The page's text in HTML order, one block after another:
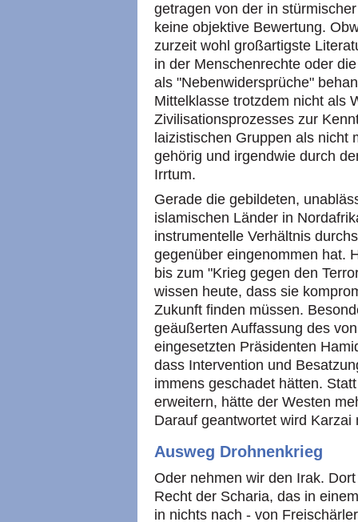
getragen von der in
keine objektive Bewertung.
zurzeit wohl großartigste
in der Menschenrechte oder
als "Nebenwidersprüche"
Mittelklasse trotzdem nicht als
Zivilisationsprozesses zur
laizistischen Gruppen als nicht
gehörig und irgendwie durch
Irrtum.
Gerade die gebildeten,
islamischen Länder in
instrumentelle Verhältnis
gegenüber eingenommen hat.
bis zum "Krieg gegen den
wissen heute, dass sie
Zukunft finden müssen.
geäußerten Auffassung des
eingesetzten Präsidenten
dass Intervention und
immens geschadet hätten.
erweitern, hätte der Westen
Darauf geantwortet wird Karzai
Ausweg Drohnenkrieg
Oder nehmen wir den Irak.
Recht der Scharia, das in
in nichts nach - von